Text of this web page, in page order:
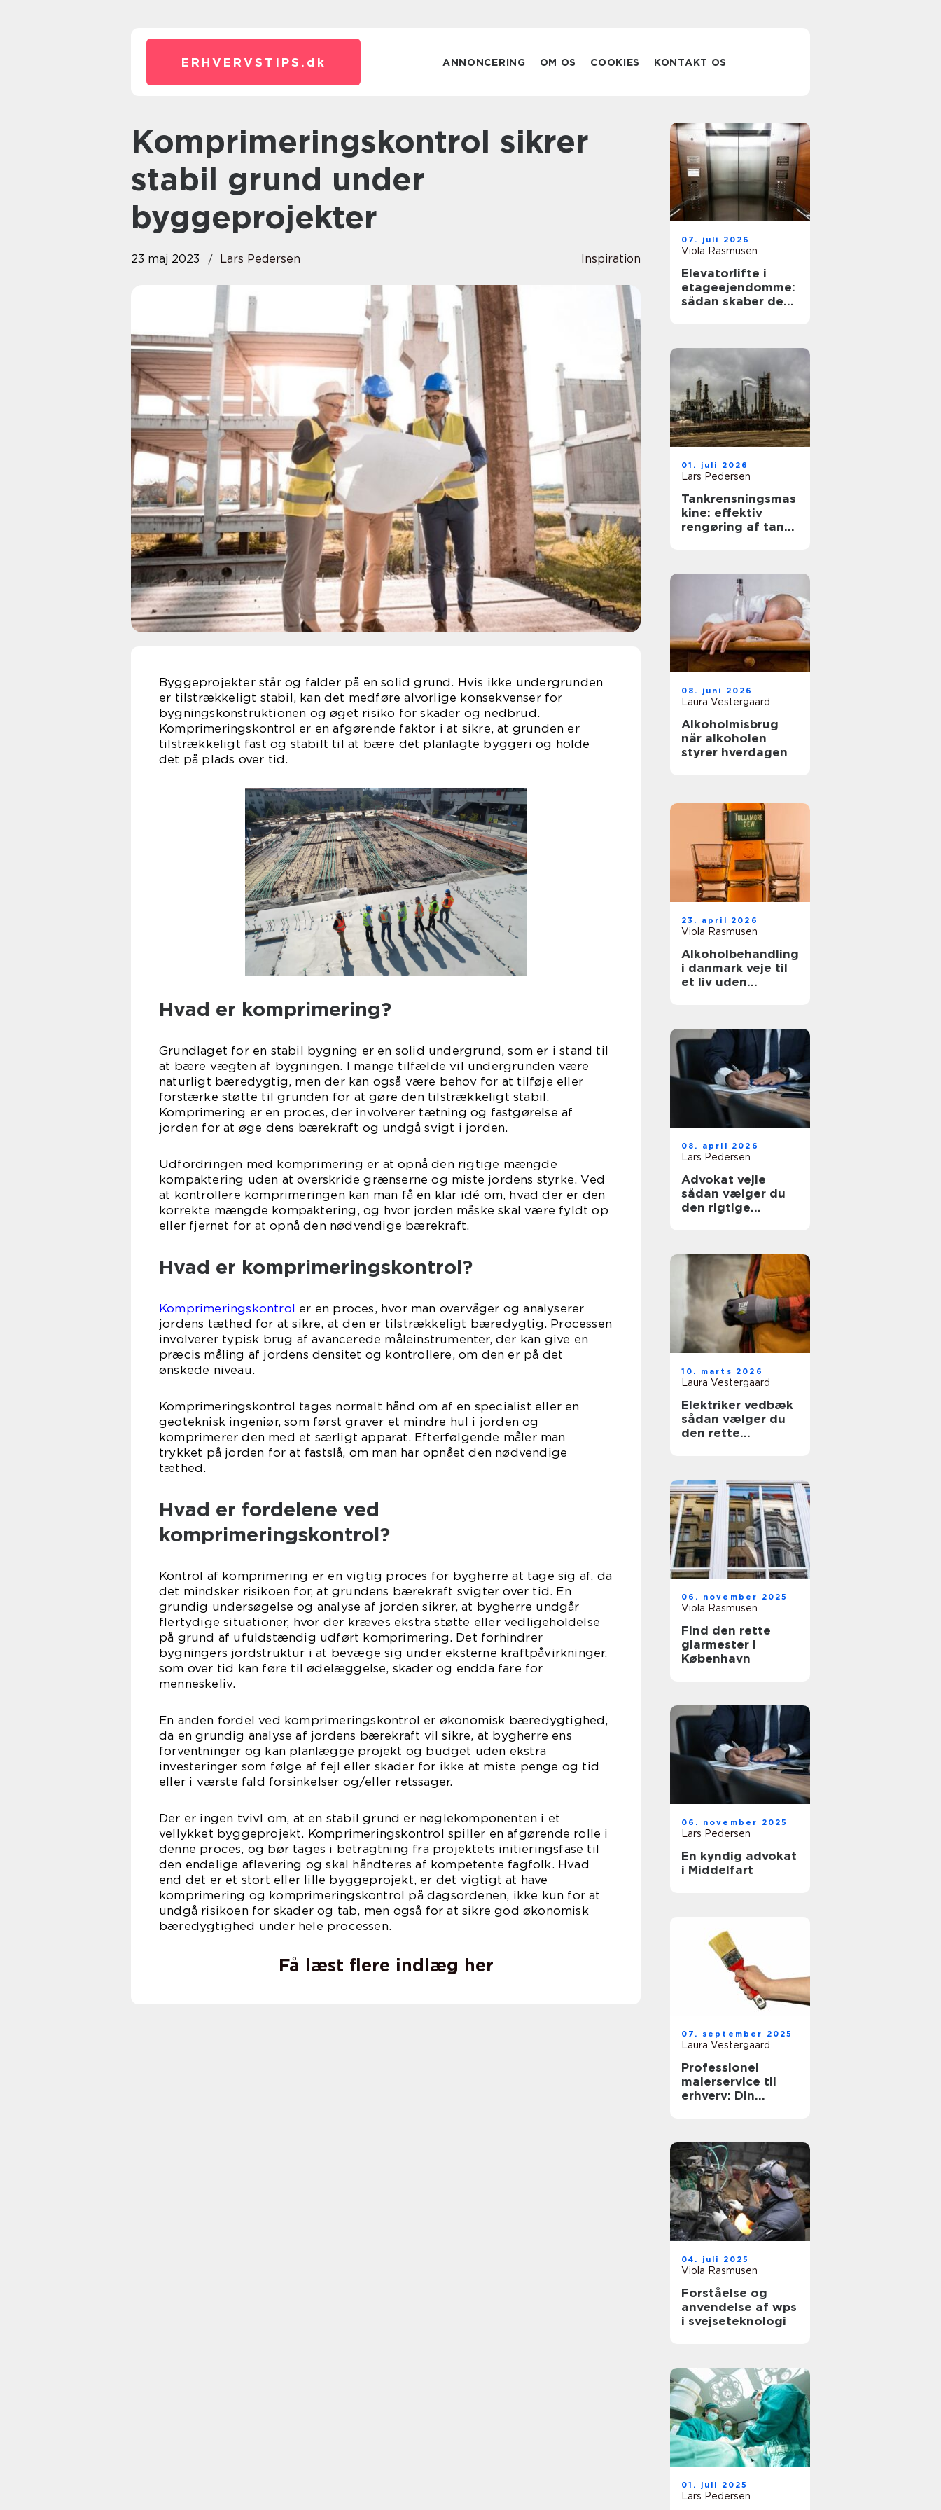
ERHVERVSTIPS. dk ANNONCERING OM OS COOKIES KONTAKT OS
Komprimeringskontrol sikrer
stabil grund under
byggeprojekter
23 maj 2023 Lars Pedersen Inspiration
Byggeprojekter står og falder på en solid grund. Hvis ikke undergrunden
er tilstrækkeligt stabil, kan det medføre alvorlige konsekvenser for
bygningskonstruktionen og øget risiko for skader og nedbrud.
Komprimeringskontrol er en afgørende faktor i at sikre, at grunden er
tilstrækkeligt fast og stabilt til at bære det planlagte byggeri og holde
det på plads over tid.
Hvad er komprimering?
Grundlaget for en stabil bygning er en solid undergrund, som er i stand til
at bære vægten af bygningen. I mange tilfælde vil undergrunden være
naturligt bæredygtig, men der kan også være behov for at tilføje eller
forstærke støtte til grunden for at gøre den tilstrækkeligt stabil.
Komprimering er en proces, der involverer tætning og fastgørelse af
jorden for at øge dens bærekraft og undgå svigt i jorden.
Udfordringen med komprimering er at opnå den rigtige mængde
kompaktering uden at overskride grænserne og miste jordens styrke. Ved
at kontrollere komprimeringen kan man få en klar idé om, hvad der er den
korrekte mængde kompaktering, og hvor jorden måske skal være fyldt op
eller fjernet for at opnå den nødvendige bærekraft.
Hvad er komprimeringskontrol?
Komprimeringskontrol er en proces, hvor man overvåger og analyserer
jordens tæthed for at sikre, at den er tilstrækkeligt bæredygtig. Processen
involverer typisk brug af avancerede måleinstrumenter, der kan give en
præcis måling af jordens densitet og kontrollere, om den er på det
ønskede niveau.
Komprimeringskontrol tages normalt hånd om af en specialist eller en
geoteknisk ingeniør, som først graver et mindre hul i jorden og
komprimerer den med et særligt apparat. Efterfølgende måler man
trykket på jorden for at fastslå, om man har opnået den nødvendige
tæthed.
Hvad er fordelene ved
komprimeringskontrol?
Kontrol af komprimering er en vigtig proces for bygherre at tage sig af, da
det mindsker risikoen for, at grundens bærekraft svigter over tid. En
grundig undersøgelse og analyse af jorden sikrer, at bygherre undgår
flertydige situationer, hvor der kræves ekstra støtte eller vedligeholdelse
på grund af ufuldstændig udført komprimering. Det forhindrer
bygningers jordstruktur i at bevæge sig under eksterne kraftpåvirkninger,
som over tid kan føre til ødelæggelse, skader og endda fare for
menneskeliv.
En anden fordel ved komprimeringskontrol er økonomisk bæredygtighed,
da en grundig analyse af jordens bærekraft vil sikre, at bygherre ens
forventninger og kan planlægge projekt og budget uden ekstra
investeringer som følge af fejl eller skader for ikke at miste penge og tid
eller i værste fald forsinkelser og/eller retssager.
Der er ingen tvivl om, at en stabil grund er nøglekomponenten i et
vellykket byggeprojekt. Komprimeringskontrol spiller en afgørende rolle i
denne proces, og bør tages i betragtning fra projektets initieringsfase til
den endelige aflevering og skal håndteres af kompetente fagfolk. Hvad
end det er et stort eller lille byggeprojekt, er det vigtigt at have
komprimering og komprimeringskontrol på dagsordenen, ikke kun for at
undgå risikoen for skader og tab, men også for at sikre god økonomisk
bæredygtighed under hele processen.
Få læst flere indlæg her
07. juli 2026
Viola Rasmusen
Elevatorlifte i
etageejendomme:
sådan skaber de
01. juli 2026
Lars Pedersen
Tankrensningsmas
kine: effektiv
rengøring af tanke
08. juni 2026
Laura Vestergaard
Alkoholmisbrug
når alkoholen
styrer hverdagen
23. april 2026
Viola Rasmusen
Alkoholbehandling
i danmark veje til
et liv uden
08. april 2026
Lars Pedersen
Advokat vejle
sådan vælger du
den rigtige
10. marts 2026
Laura Vestergaard
Elektriker vedbæk
sådan vælger du
den rette
06. november 2025
Viola Rasmusen
Find den rette
glarmester i
København
06. november 2025
Lars Pedersen
En kyndig advokat
i Middelfart
07. september 2025
Laura Vestergaard
Professionel
malerservice til
erhverv: Din
04. juli 2025
Viola Rasmusen
Forståelse og
anvendelse af wps
i svejseteknologi
01. juli 2025
Lars Pedersen